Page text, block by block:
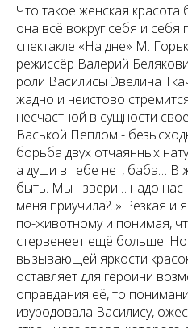
Что такое женская красота
она всё вокруг себя и
спектакле «На дне» М.
режиссёр Валерий
роли Василисы Эвелина
жадно и неистово
несчастной в сущности
Васькой Пеплом -
борьба двух отчаянных
а души в тебе нет, баба… В
быть. Мы - звери… надо нас
меня приучила?..» Резкая и
по-животному и понимая,
стервенеет ещё больше.
вызывающей яркости
оставляет для героини
оправдания её, то
изуродовала Василису,